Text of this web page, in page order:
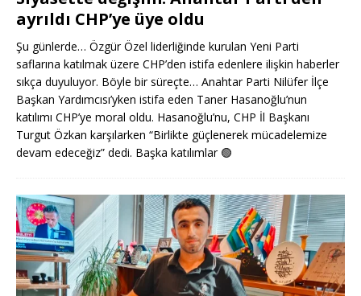
ayrıldı CHP’ye üye oldu
Şu günlerde… Özgür Özel liderliğinde kurulan Yeni Parti
saflarına katılmak üzere CHP’den istifa edenlere ilişkin haberler
sıkça duyuluyor. Böyle bir süreçte… Anahtar Parti Nilüfer İlçe
Başkan Yardımcısı’yken istifa eden Taner Hasanoğlu’nun
katılımı CHP’ye moral oldu. Hasanoğlu’nu, CHP İl Başkanı
Turgut Özkan karşılarken “Birlikte güçlenerek mücadelemize
devam edeceğiz” dedi. Başka katılımlar 🟢